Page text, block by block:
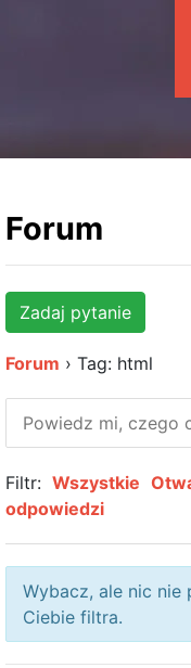
Forum
Zadaj pytanie
Forum › Tag: html
Filtr: Wszystkie
odpowiedzi
Wybacz, ale nic nie
Ciebie filtra.